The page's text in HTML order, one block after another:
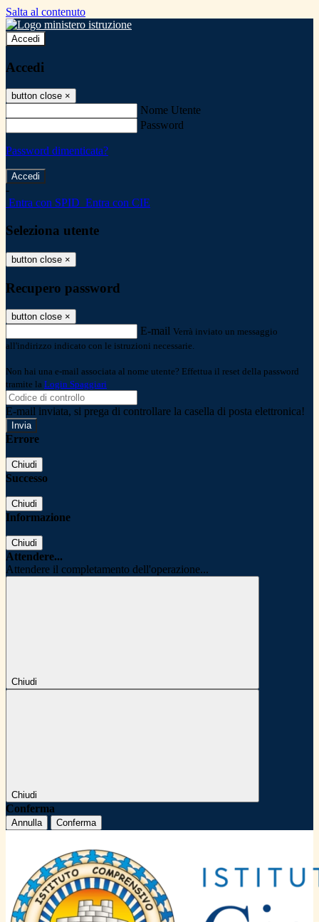
Salta al contenuto
Accedi
Accedi
button close ×
Nome Utente
Password
Password dimenticata?
-
Entra con SPID Entra con CIE
Seleziona utente
button close ×
Recupero password
button close ×
E-mail Verrà inviato un messaggio
all'indirizzo indicato con le istruzioni necessarie.
Non hai una e-mail associata al nome utente? Effettua il reset della password
tramite la Login Spaggiari
E-mail inviata, si prega di controllare la casella di posta elettronica!
Errore
Chiudi
Successo
Chiudi
Informazione
Chiudi
Attendere...
Attendere il completamento dell'operazione...
Chiudi
Chiudi
Conferma
Annulla Conferma